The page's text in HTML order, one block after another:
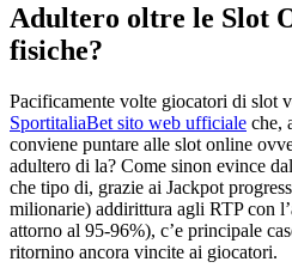
Adultero oltre le Slot
fisiche?
Pacificamente volte giocatori di slot
SportitaliaBet sito web ufficiale che,
conviene puntare alle slot online
adultero di la? Come sinon evince
che tipo di, grazie ai Jackpot
milionarie) addirittura agli RTP con
attorno al 95-96%), c’e principale
ritornino ancora vincite ai giocatori.